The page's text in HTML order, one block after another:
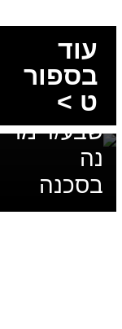
עוד
בספור
ט >
ועם
דדליין:
הפועל
באר
שבע/דימו
נה
בסכנה